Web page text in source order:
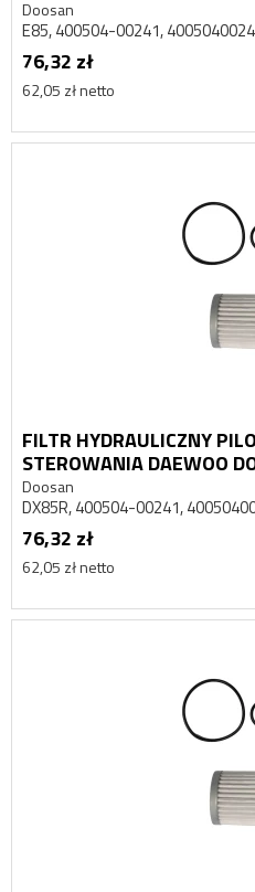
Doosan
E85, 400504-00241,
76,32 zł
62,05 zł netto
FILTR HYDRAULICZNY
STEROWANIA DAEWOO
Doosan
DX85R, 400504-00241,
76,32 zł
62,05 zł netto